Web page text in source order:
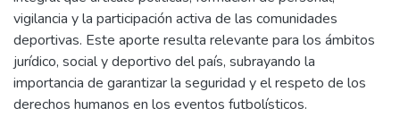
vigilancia y la participación activa de las comunidades
deportivas. Este aporte resulta relevante para los ámbitos
jurídico, social y deportivo del país, subrayando la
importancia de garantizar la seguridad y el respeto de los
derechos humanos en los eventos futbolísticos.